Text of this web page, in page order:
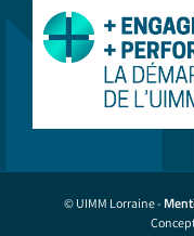
© UIMM Lorraine -